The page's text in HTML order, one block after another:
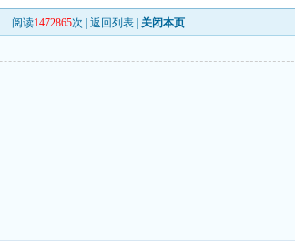
阅读1472865次 |返回列表 关闭本页